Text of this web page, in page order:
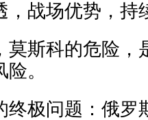
，战场优势，持
莫斯科的危险，
。
终极问题：俄罗